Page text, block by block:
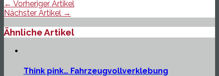
← Vorheriger Artikel
Nächster Artikel →
Ähnliche Artikel
Think pink… Fahrzeugvollverklebung